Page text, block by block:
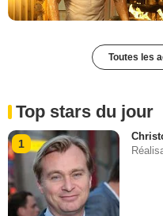
Toutes les
Top stars du jour
1